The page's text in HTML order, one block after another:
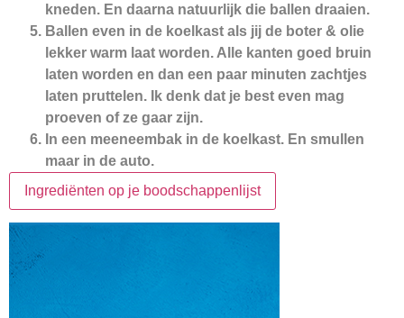
kneden. En daarna natuurlijk die ballen draaien.
Ballen even in de koelkast als jij de boter & olie
lekker warm laat worden. Alle kanten goed bruin
laten worden en dan een paar minuten zachtjes
laten pruttelen. Ik denk dat je best even mag
proeven of ze gaar zijn.
In een meeneembak in de koelkast. En smullen
maar in de auto.
Ingrediënten op je boodschappenlijst